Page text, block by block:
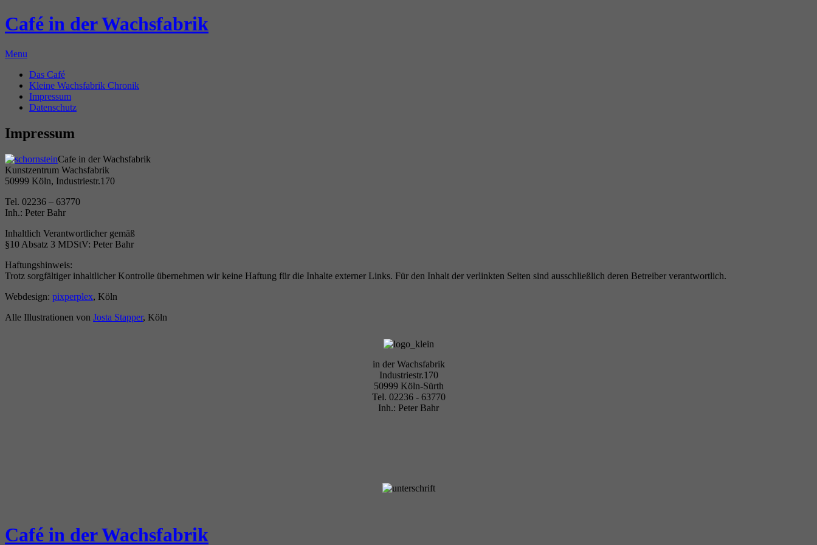
Café in der Wachsfabrik
Menu
Das Café
Kleine Wachsfabrik Chronik
Impressum
Datenschutz
Impressum
Cafe in der Wachsfabrik
Kunstzentrum Wachsfabrik
50999 Köln, Industriestr.170
Tel. 02236 – 63770
Inh.: Peter Bahr
Inhaltlich Verantwortlicher gemäß
§10 Absatz 3 MDStV: Peter Bahr
Haftungshinweis:
Trotz sorgfältiger inhaltlicher Kontrolle übernehmen wir keine Haftung für die Inhalte externer Links. Für den Inhalt der verlinkten Seiten sind ausschließlich deren Betreiber verantwortlich.
Webdesign: pixperplex, Köln
Alle Illustrationen von Josta Stapper, Köln
in der Wachsfabrik
Industriestr.170
50999 Köln-Sürth
Tel. 02236 - 63770
Inh.: Peter Bahr
Café in der Wachsfabrik